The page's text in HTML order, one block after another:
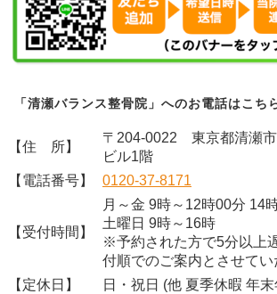
「清瀬バランス整骨院」へのお電話はこち
【住 所】
〒204-0022 東京都清瀬
ビル1階
【電話番号】
0120-37-8171
【受付時間】
月～金 9時～12時00分 14
土曜日 9時～16時
※予約された方で5分以上
付順でのご案内とさせてい
【定休日】
日・祝日 (他 夏季休暇 年